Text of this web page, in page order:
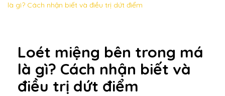
là gì? Cách nhận biết và điều trị dứt điểm
Loét miệng bên trong má
là gì? Cách nhận biết và
điều trị dứt điểm